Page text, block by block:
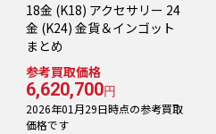
18金 (K18) アクセサリー 24
金 (K24) 金貨＆インゴット
まとめ
参考買取価格
6,620,700円
2026年01月29日時点の参考買取
価格です